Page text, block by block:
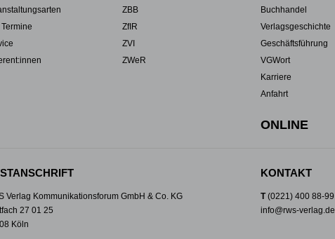
ZBB
ZfIR
ZVI
ZWeR
Buchhandel
Verlagsgeschichte
Geschäftsführung
VGWort
Karriere
Anfahrt
ONLINE
Verlag Kommunikationsforum GmbH & Co. KG
27 01 25
Köln
KONTAKT
T(0221) 400 88-99
info@rws-verlag.de